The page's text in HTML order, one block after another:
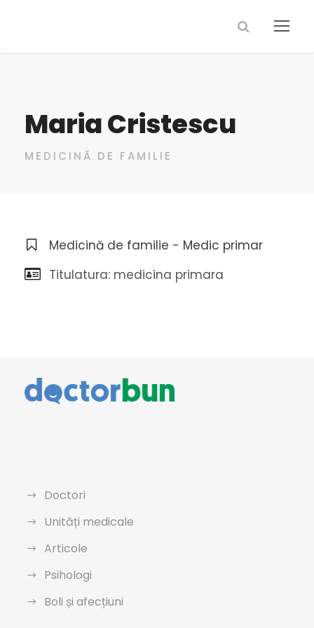
Maria Cristescu
MEDICINĂ DE FAMILIE
Medicină de familie - Medic primar
Titulatura: medicina primara
Doctori
Unități medicale
Articole
Psihologi
Boli și afecțiuni